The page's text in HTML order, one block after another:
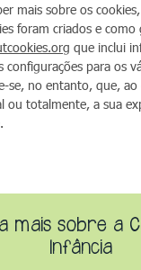
mais sobre os
foram criados e como
que inclui
configurações para os
se, no entanto, que,
ou totalmente, a sua
mais sobre a
Infância